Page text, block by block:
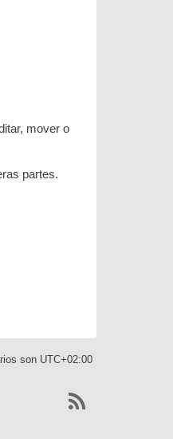
mover o
partes.
son UTC+02:00